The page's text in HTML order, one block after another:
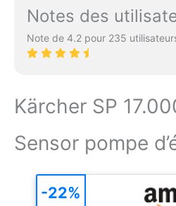
la
la
pour
de
Notes des
Note de 4.2 pour 235
Kärcher SP
Sensor pompe
-22%